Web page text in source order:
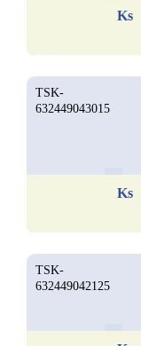
Ks
TSK-
632449043015
Ks
TSK-
632449042125